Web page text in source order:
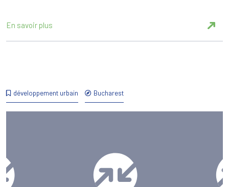
En savoir plus
développement urbain Bucharest